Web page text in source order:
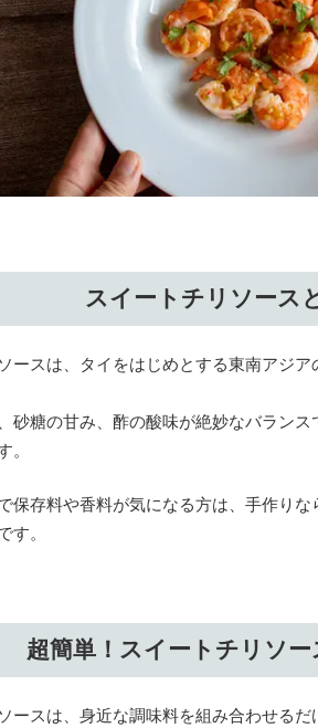
スイートチリソース
ースは、タイをはじめとする東南アジ
砂糖の甘み、酢の酸味が絶妙なバラン
。
保存料や香料が気になる方は、手作り
す。
超簡単！スイートチリソ
ースは、身近な調味料を組み合わせるだ